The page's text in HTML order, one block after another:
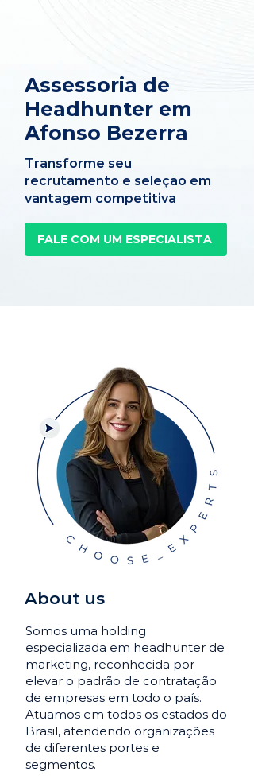
Assessoria de
Headhunter em
Afonso Bezerra
Transforme seu
recrutamento e seleção em
vantagem competitiva
FALE COM UM ESPECIALISTA
About us
Somos uma holding
especializada em headhunter de
marketing, reconhecida por
elevar o padrão de contratação
de empresas em todo o país.
Atuamos em todos os estados do
Brasil, atendendo organizações
de diferentes portes e
segmentos.